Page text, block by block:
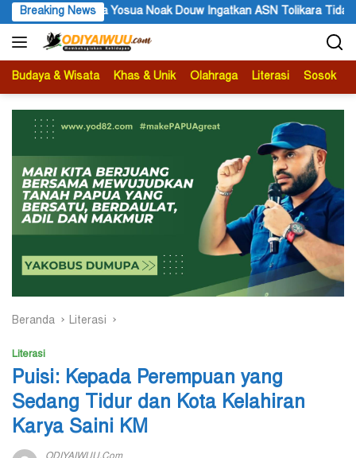
Langsung
ke
konten
Breaking News
Ingatkan ASN Tolikara Tidak Mudah Terima Informasi yang Belum
Budaya & Wisata Khas & Unik Olahraga Literasi Sosok
Beranda Literasi
Literasi
Puisi: Kepada Perempuan yang
Sedang Tidur dan Kota Kelahiran
Karya Saini KM